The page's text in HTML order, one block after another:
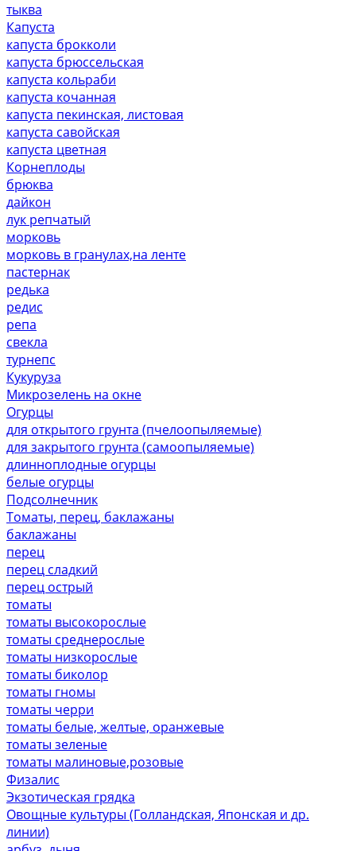
тыква
Капуста
капуста брокколи
капуста брюссельская
капуста кольраби
капуста кочанная
капуста пекинская, листовая
капуста савойская
капуста цветная
Корнеплоды
брюква
дайкон
лук репчатый
морковь
морковь в гранулах,на ленте
пастернак
редька
редис
репа
свекла
турнепс
Кукуруза
Микрозелень на окне
Огурцы
для открытого грунта (пчелоопыляемые)
для закрытого грунта (самоопыляемые)
длинноплодные огурцы
белые огурцы
Подсолнечник
Томаты, перец, баклажаны
баклажаны
перец
перец сладкий
перец острый
томаты
томаты высокорослые
томаты среднерослые
томаты низкорослые
томаты биколор
томаты гномы
томаты черри
томаты белые, желтые, оранжевые
томаты зеленые
томаты малиновые,розовые
Физалис
Экзотическая грядка
Овощные культуры (Голландская, Японская и др.
линии)